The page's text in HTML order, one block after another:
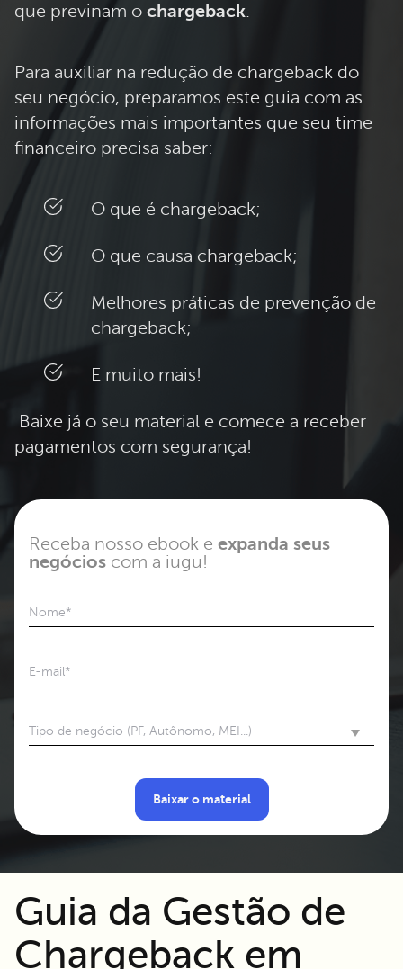
que previnam o chargeback.
Para auxiliar na redução de chargeback do
seu negócio, preparamos este guia com as
informações mais importantes que seu time
financeiro precisa saber:
O que é chargeback;
O que causa chargeback;
Melhores práticas de prevenção de
chargeback;
E muito mais!
Baixe já o seu material e comece a receber
pagamentos com segurança!
Receba nosso ebook e expanda seus
negócios com a iugu!
Nome*
E-mail*
Tipo de negócio (PF, Autônomo, MEI...)
Guia da Gestão de
Chargeback em